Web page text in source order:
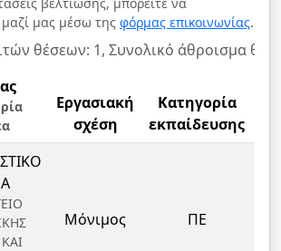
μας μέσω της φόρμας επικοινωνίας.
θέσεων: 1, Συνολικό άθροισμα
Εργασιακή
σχέση
Κατηγορία
εκπαίδευσης
Μόνιμος ΠΕ